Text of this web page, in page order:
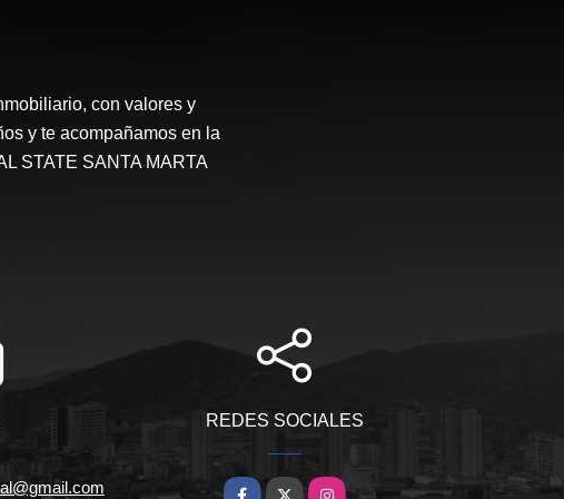
con valores y
y te acompañamos en la
STATE SANTA MARTA
REDES SOCIALES
Facebook
X Instagram